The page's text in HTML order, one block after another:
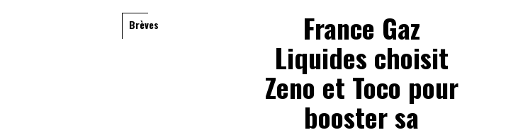
Brèves France Gaz
Liquides choisit
Zeno et Toco pour
booster sa